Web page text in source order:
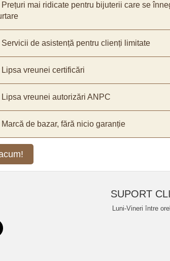
Prețuri mai ridicate pentru bijuterii care se
Servicii de asistență pentru clienți limitate
Lipsa vreunei certificări
Lipsa vreunei autorizări ANPC
Marcă de bazar, fără nicio garanție
SUPORT
Luni-Vineri între